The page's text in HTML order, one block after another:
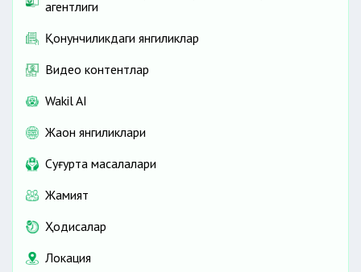
агентлиги
Қонунчиликдаги янгиликлар
Видео контентлар
Wakil AI
Жаҳон янгиликлари
Cуғурта масалалари
Жамият
Ҳодисалар
Локация